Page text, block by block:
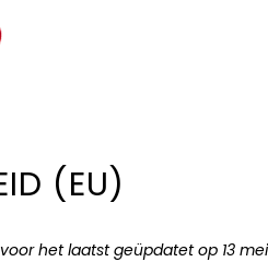
(EU)
het laatst geüpdatet op 13